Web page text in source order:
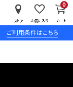
ご利用条件はこちら
ストア お気に入り カート
0